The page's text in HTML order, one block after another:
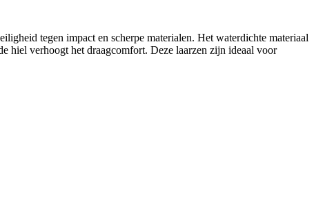
tegen impact en scherpe materialen. Het waterdichte materiaal
hiel verhoogt het draagcomfort. Deze laarzen zijn ideaal voor